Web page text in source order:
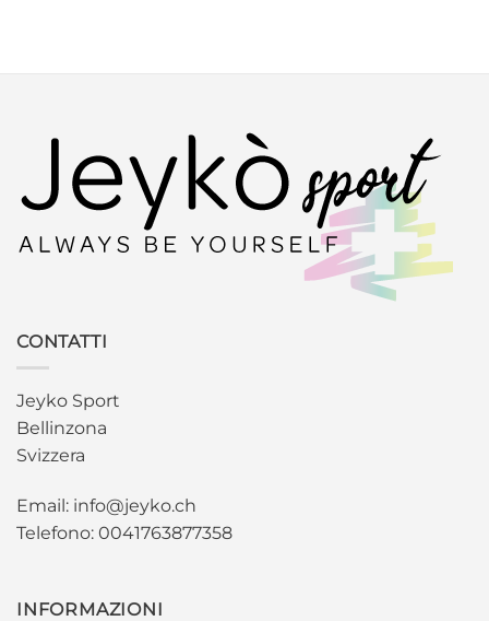
CONTATTI
Jeyko Sport
Bellinzona
Svizzera
Email: info@jeyko.ch
Telefono: 0041763877358
INFORMAZIONI